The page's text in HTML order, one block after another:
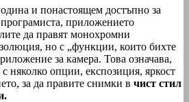
и понастоящем достъпно за
приложението
да правят монохромни
но с „функции, които бихте
за камера. Това означава,
няколко опции, експозиция, яркост
за да правите снимки в чист стил